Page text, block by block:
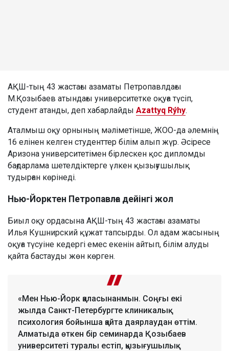
АҚШ-тың 43 жастағы азаматы Петропавлдағы
М.Қозыбаев атындағы университетке оқуға түсіп,
студент атанды, деп хабарлайды Azattyq Rýhy.
Аталмыш оқу орнының мәліметінше, ЖОО-да әлемнің
16 елінен келген студенттер білім алып жүр. Әсіресе
Аризона университетімен бірлескен қос дипломды
бағдарлама шетелдіктерге үлкен қызығушылық
тудырған көрінеді.
Нью-Йорктен Петропавлға дейінгі жол
Биыл оқу ордасына АҚШ-тың 43 жастағы азаматы
Илья Кушнирский құжат тапсырды. Ол адам жасының
оқуға түсуіне кедергі емес екенін айтып, білім алуды
қайта бастауды жөн көрген.
«Мен Нью-Йорк қаласынанмын. Соңғы екі
жылда Санкт-Петербургте клиникалық
психология бойынша қайта даярлаудан өттім.
Алматыда өткен бір семинарда Қозыбаев
университеті туралы естіп, қызығушылық